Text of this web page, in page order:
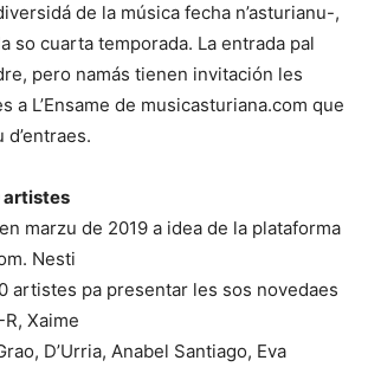
de la música fecha n’asturianu-,
so cuarta temporada. La entrada pal
pero namás tienen invitación les
a L’Ensame de musicasturiana.com que
artistes
marzu de 2019 a idea de la plataforma
Nesti
artistes pa presentar les sos novedaes
Xaime
D’Urria, Anabel Santiago, Eva